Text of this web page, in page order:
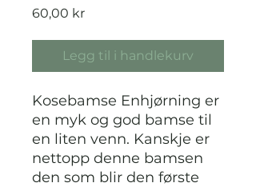
60,00 krPris
Legg til i handlekurv
Kosebamse Enhjørning er
en myk og god bamse til
en liten venn. Kanskje er
nettopp denne bamsen
den som blir den første